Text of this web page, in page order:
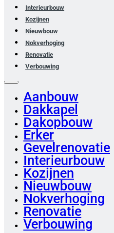
Interieurbouw
Kozijnen
Nieuwbouw
Nokverhoging
Renovatie
Verbouwing
Aanbouw
Dakkapel
Dakopbouw
Erker
Gevelrenovatie
Interieurbouw
Kozijnen
Nieuwbouw
Nokverhoging
Renovatie
Verbouwing